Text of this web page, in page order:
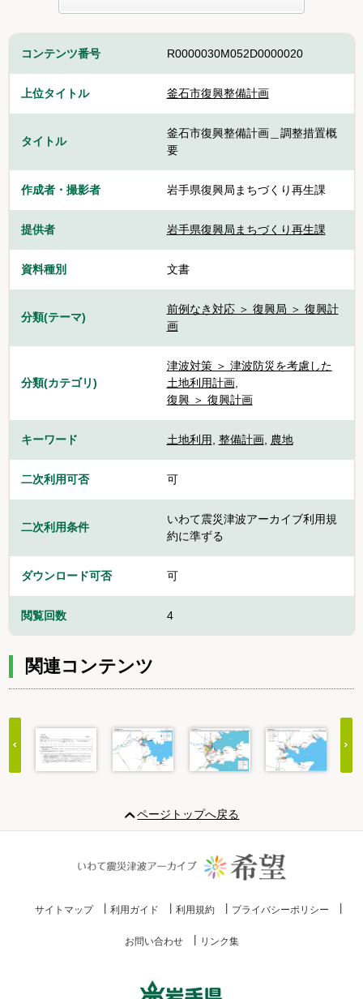
コンテンツ番号 R0000030M052D0000020
上位タイトル 釜石市復興整備計画
タイトル
釜石市復興整備計画＿調整措置概
要
作成者・撮影者 岩手県復興局まちづくり再生課
提供者 岩手県復興局まちづくり再生課
資料種別 文書
分類(テーマ)
前例なき対応 ＞ 復興局 ＞ 復興計
画
分類(カテゴリ)
津波対策 ＞ 津波防災を考慮した
土地利用計画,
復興 ＞ 復興計画
キーワード 土地利用, 整備計画, 農地
二次利用可否 可
二次利用条件
いわて震災津波アーカイブ利用規
約に準ずる
ダウンロード可否 可
閲覧回数 4
関連コンテンツ
20
ページトップへ戻る
サイトマップ 利用ガイド 利用規約 プライバシーポリシー
お問い合わせ リンク集